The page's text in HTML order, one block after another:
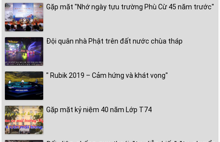
Gặp mặt "Nhớ ngày tựu trường Phù Cừ 45 năm trước"
Đội quân nhà Phật trên đất nước chùa tháp
" Rubik 2019 – Cảm hứng và khát vọng"
Gặp mặt kỷ niệm 40 năm Lớp T74